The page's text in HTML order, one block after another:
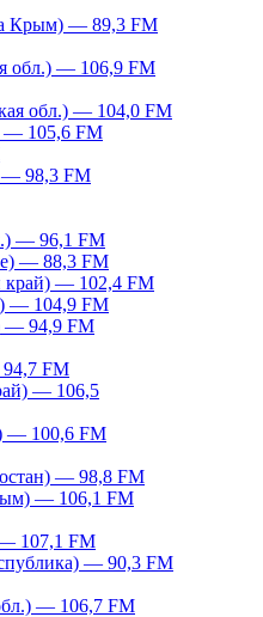
Крым) — 89,3 FM
обл.) — 106,9 FM
обл.) — 104,0 FM
— 105,6 FM
— 98,3 FM
— 96,1 FM
— 88,3 FM
край) — 102,4 FM
— 104,9 FM
— 94,9 FM
FM
— 106,5
— 100,6 FM
— 98,8 FM
— 106,1 FM
107,1 FM
— 90,3 FM
— 106,7 FM